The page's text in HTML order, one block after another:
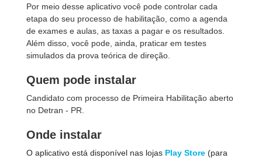
Por meio desse aplicativo você pode controlar cada
etapa do seu processo de habilitação, como a agenda
de exames e aulas, as taxas a pagar e os resultados.
Além disso, você pode, ainda, praticar em testes
simulados da prova teórica de direção.
Quem pode instalar
Candidato com processo de Primeira Habilitação aberto
no Detran - PR.
Onde instalar
O aplicativo está disponível nas lojas Play Store (para